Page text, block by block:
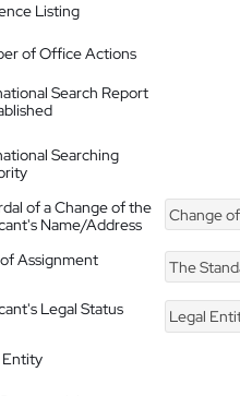
Listing
of Office Actions
Search Report
Searching
of a Change of the
Name/Address
Change of
Assignment The
Legal Status
Legal
Entity